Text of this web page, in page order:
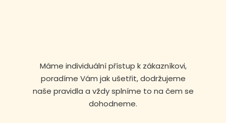
Máme individuální přístup k zákazníkovi,
poradíme Vám jak ušetřit, dodržujeme
naše pravidla a vždy splníme to na čem se
dohodneme.
Volejte nonstop
+420 608 105 106